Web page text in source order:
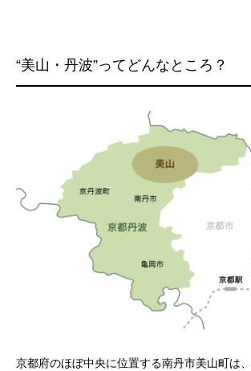
“美⼭・丹波”ってどんなところ？
京都府のほぼ中央に位置する南丹市美山町は